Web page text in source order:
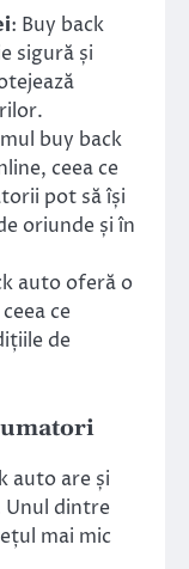
: Buy back
sigură și
buy back
ceea ce
pot să își
oriunde și în
auto oferă o
ce
de
auto are și
Unul dintre
mai mic